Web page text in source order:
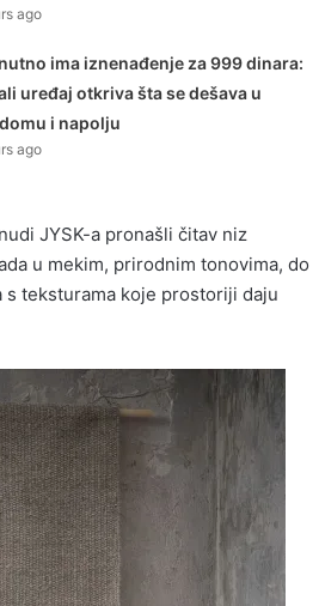
ago
ima iznenađenje za 999 dinara:
uređaj otkriva šta se dešava u
i napolju
ago
JYSK-a pronašli čitav niz
u mekim, prirodnim tonovima, do
teksturama koje prostoriji daju